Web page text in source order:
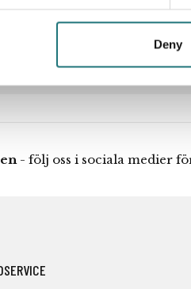
Deny
- följ oss i sociala medier